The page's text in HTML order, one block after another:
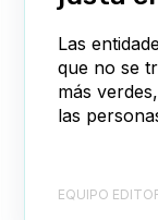
Las
que no se
más
las
EQUIPO